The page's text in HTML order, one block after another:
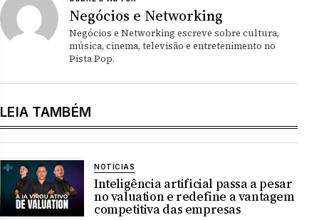
Negócios e Networking
Negócios e Networking escreve sobre cultura,
música, cinema, televisão e entretenimento no
Pista Pop.
LEIA TAMBÉM
NOTÍCIAS
Inteligência artificial passa a pesar
no valuation e redefine a vantagem
competitiva das empresas